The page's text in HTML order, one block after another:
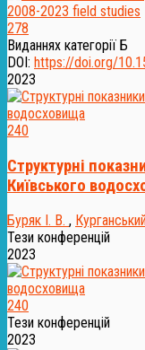
278
Виданнях категорії Б
DOI: https://doi.org/
2023
240
Структурні
Київського
Буряк І. В. ,
Тези конференцій
2023
240
Тези конференцій
2023